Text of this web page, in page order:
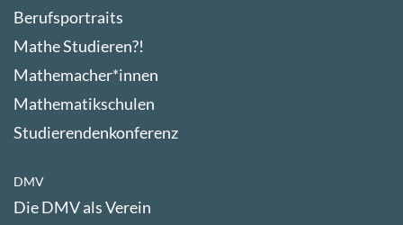
Berufsportraits
Mathe Studieren?!
Mathemacher*innen
Mathematikschulen
Studierendenkonferenz
DMV
Die DMV als Verein